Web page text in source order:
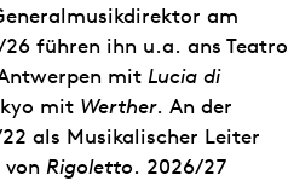
am
führen ihn u.a. ans Teatro
mit Lucia di
mit Werther. An der
als Musikalischer Leiter
von Rigoletto. 2026/27